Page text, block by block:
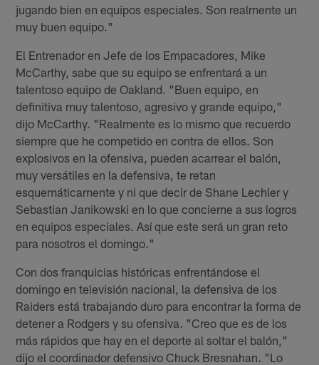
jugando bien en equipos especiales. Son realmente un
muy buen equipo."
El Entrenador en Jefe de los Empacadores, Mike
McCarthy, sabe que su equipo se enfrentará a un
talentoso equipo de Oakland. "Buen equipo, en
definitiva muy talentoso, agresivo y grande equipo,"
dijo McCarthy. "Realmente es lo mismo que recuerdo
siempre que he competido en contra de ellos. Son
explosivos en la ofensiva, pueden acarrear el balón,
muy versátiles en la defensiva, te retan
esquemáticamente y ni que decir de Shane Lechler y
Sebastian Janikowski en lo que concierne a sus logros
en equipos especiales. Así que este será un gran reto
para nosotros el domingo."
Con dos franquicias históricas enfrentándose el
domingo en televisión nacional, la defensiva de los
Raiders está trabajando duro para encontrar la forma de
detener a Rodgers y su ofensiva. "Creo que es de los
más rápidos que hay en el deporte al soltar el balón,"
dijo el coordinador defensivo Chuck Bresnahan. "Lo